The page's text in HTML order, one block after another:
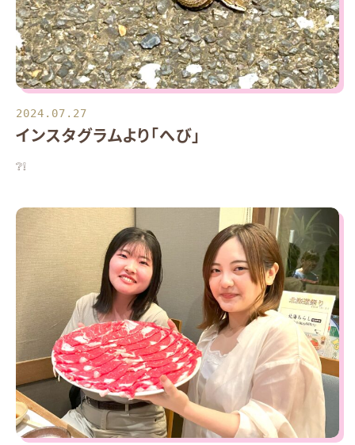
2024.07.27
インスタグラムより「へび」
❔❕